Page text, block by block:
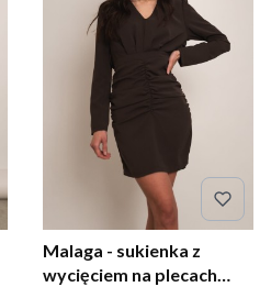
Malaga - sukienka z
wycięciem na plecach